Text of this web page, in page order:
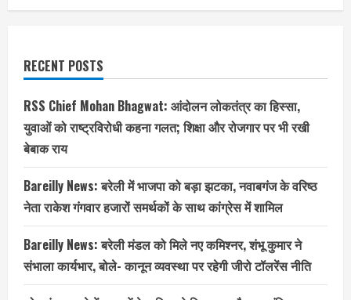
RECENT POSTS
RSS Chief Mohan Bhagwat: आंदोलन लोकतंत्र का हिस्सा,
युवाओं को राष्ट्रविरोधी कहना गलत; शिक्षा और रोजगार पर भी रखी
बेबाक राय
Bareilly News: बरेली में भाजपा को बड़ा झटका, नवाबगंज के वरिष्ठ
नेता राकेश गंगवार हजारों समर्थकों के साथ कांग्रेस में शामिल
Bareilly News: बरेली मंडल को मिले नए कमिश्नर, शंभू कुमार ने
संभाला कार्यभार, बोले- कानून व्यवस्था पर रहेगी जीरो टॉलरेंस नीति